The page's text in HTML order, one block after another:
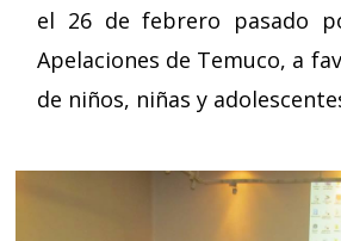
el 26 de febrero pasado
Apelaciones de Temuco, a
de niños, niñas y